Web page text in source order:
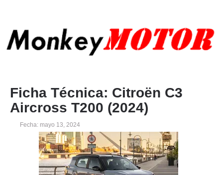
Ficha Técnica: Citroën C3
Aircross T200 (2024)
Fecha: mayo 13, 2024